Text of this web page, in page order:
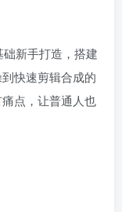
新手打造，搭建
快速剪辑合成的
点，让普通人也